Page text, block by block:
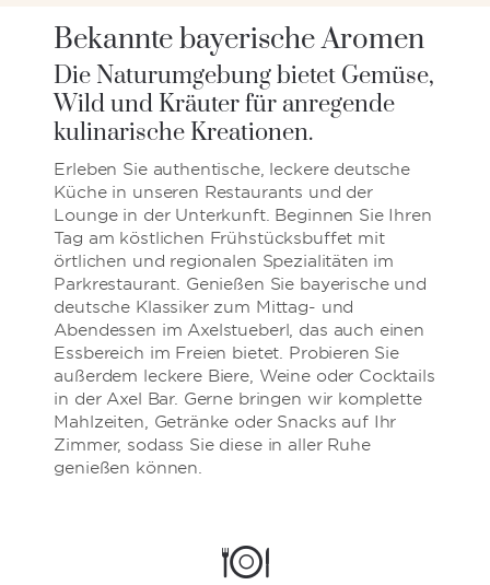
Bekannte bayerische Aromen
Die Naturumgebung bietet Gemüse,
Wild und Kräuter für anregende
kulinarische Kreationen.
Erleben Sie authentische, leckere deutsche
Küche in unseren Restaurants und der
Lounge in der Unterkunft. Beginnen Sie Ihren
Tag am köstlichen Frühstücksbuffet mit
örtlichen und regionalen Spezialitäten im
Parkrestaurant. Genießen Sie bayerische und
deutsche Klassiker zum Mittag- und
Abendessen im Axelstueberl, das auch einen
Essbereich im Freien bietet. Probieren Sie
außerdem leckere Biere, Weine oder Cocktails
in der Axel Bar. Gerne bringen wir komplette
Mahlzeiten, Getränke oder Snacks auf Ihr
Zimmer, sodass Sie diese in aller Ruhe
genießen können.